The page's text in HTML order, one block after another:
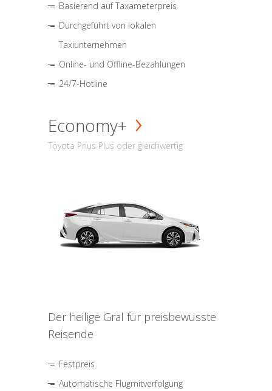
Basierend auf Taxameterpreis
Durchgeführt von lokalen
Taxiunternehmen
Online- und Offline-Bezahlungen
24/7-Hotline
Economy+
Toyota Prius Plus oder gleichwertig
Der heilige Gral für preisbewusste
Reisende
Festpreis
Automatische Flugmitverfolgung